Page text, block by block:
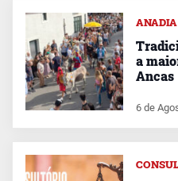
ANADIA
a
Ancas
6 de